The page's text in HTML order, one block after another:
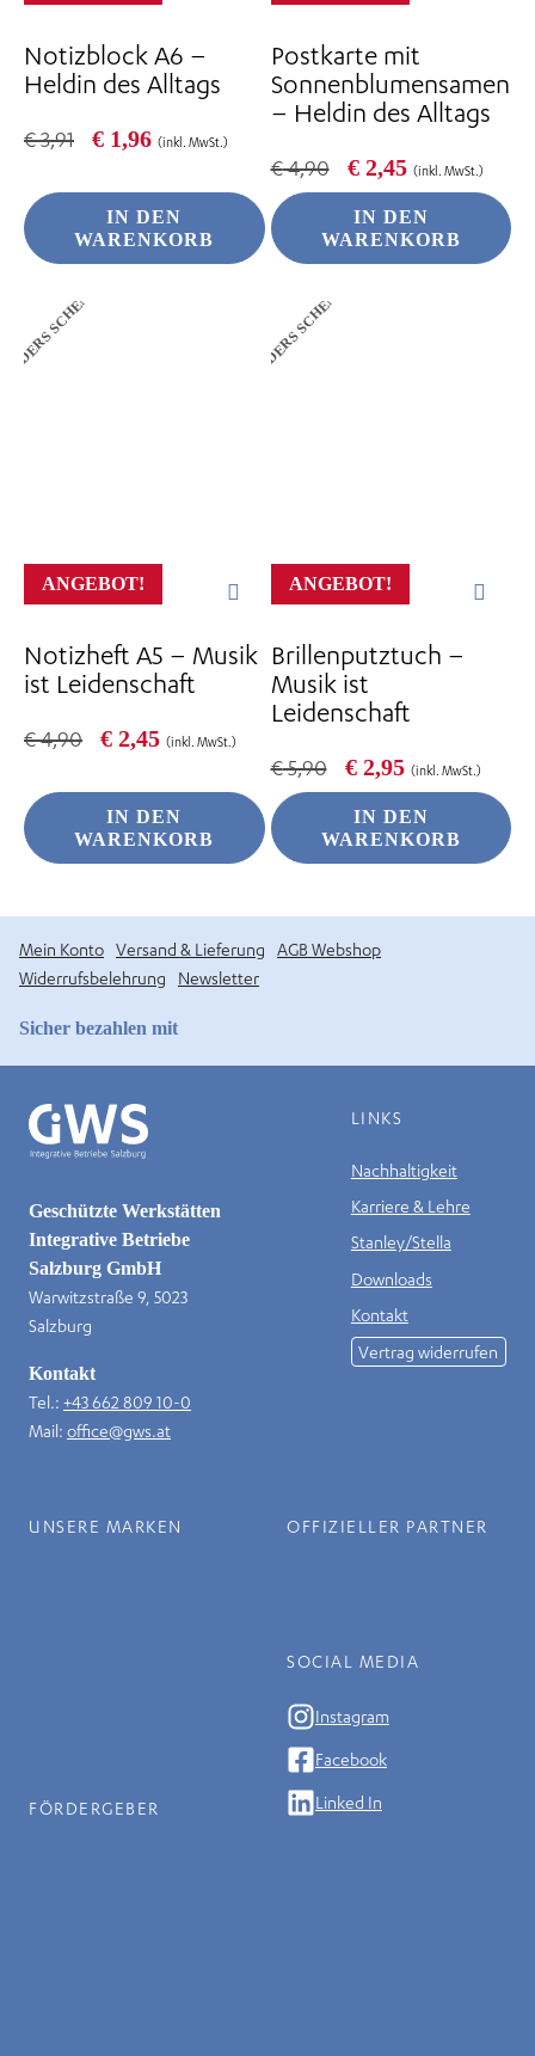
Notizblock A6 –
Heldin des Alltags
€3,91
Ursprünglicher
€ 3,91
€ 1,96Aktueller
€ 1,96.
(inkl. MwSt.)
IN DEN
WARENKORB
Postkarte mit
Sonnenblumensamen
– Heldin des Alltags
€4,90
Ursprünglicher
Preis
war:
€ 4,90
€2,45Aktueller
Preis
ist:
€ 2,45.
(inkl. MwSt.)
IN DEN
WARENKORB
ANDERS SCHENKEN
ANGEBOT!
Notizheft A5 – Musik
ist Leidenschaft
€4,90
Ursprünglicher
war:
€ 4,90
€ 2,45Aktueller
ist:
€ 2,45.
(inkl. MwSt.)
IN DEN
WARENKORB
ANDERS SCHENKEN
ANGEBOT!
Brillenputztuch –
Musik ist
Leidenschaft
€5,90
Ursprünglicher
Preis
war:
€ 5,90
€2,95Aktueller
Preis
ist:
€ 2,95.
(inkl. MwSt.)
IN DEN
WARENKORB
Mein Konto Versand & Lieferung
AGB Webshop
Widerrufsbelehrung
Newsletter
Sicher bezahlen mit
Geschützte Werkstätten
Integrative Betriebe
Salzburg GmbH
Warwitzstraße 9, 5023
Salzburg
Kontakt
Tel.: +43 662 809 10-0
Mail: office@gws.at
LINKS
Nachhaltigkeit
Karriere & Lehre
Stanley/Stella
Downloads
Kontakt
Vertrag widerrufen
UNSERE MARKEN
FÖRDERGEBER
OFFIZIELLER PARTNER
SOCIAL MEDIA
Instagram
Facebook
Linked In